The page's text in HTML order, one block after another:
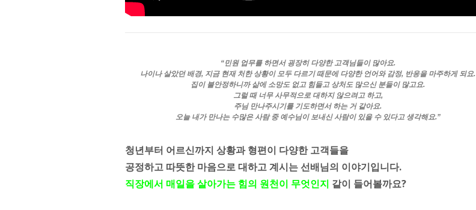
“민원 업무를 하면서 굉장히 다양한 고객님들이 많아요.
나이나 살았던 배경, 지금 현재 처한 상황이 모두 다르기 때문에 다양한 언어와 감정, 반응을 마주하게 되요.
집이 불안정하니까 삶에 소망도 없고 힘들고 상처도 많으신 분들이 많고요.
그럴 때 너무 사무적으로 대하지 않으려고 하고,
주님 만나주시기를 기도하면서 하는 거 같아요.
오늘 내가 만나는 수많은 사람 중 예수님이 보내신 사람이 있을 수 있다고 생각해요.”
청년부터 어르신까지 상황과 형편이 다양한 고객들을
공정하고 따뜻한 마음으로 대하고 계시는 선배님의 이야기입니다.
직장에서 매일을 살아가는 힘의 원천이 무엇인지 같이 들어볼까요?